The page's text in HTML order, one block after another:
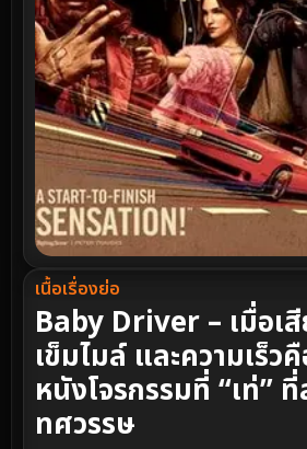
เนื้อเรื่องย่อ
Baby Driver – เมื่อเ
เข็มไมล์ และความเร็ว
หนังโจรกรรมที่ “เท่”
ทศวรรษ